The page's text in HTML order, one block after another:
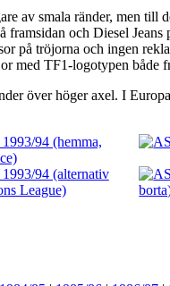
av smala ränder, men till
och Diesel Jeans
på tröjorna och ingen
med TF1-logotypen både
över höger axel. I